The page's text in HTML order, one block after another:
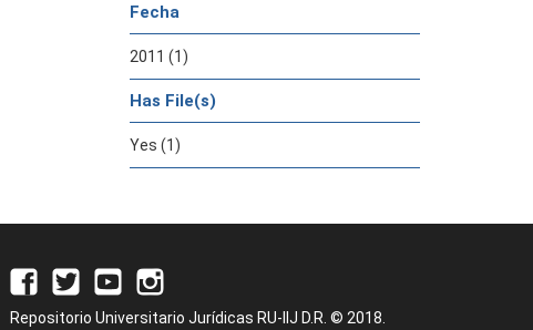
Fecha
2011 (1)
Has File(s)
Yes (1)
Repositorio Universitario Jurídicas RU-IIJ D.R. © 2018.